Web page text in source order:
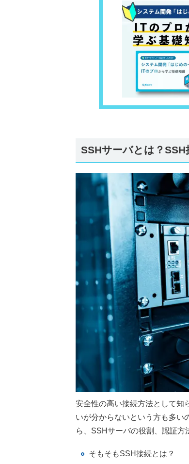
SSHサーバとは？SSH
安全性の高い接続方法として知
いが分からないという方も多い
ら、SSHサーバの役割、認証方
そもそもSSH接続とは？